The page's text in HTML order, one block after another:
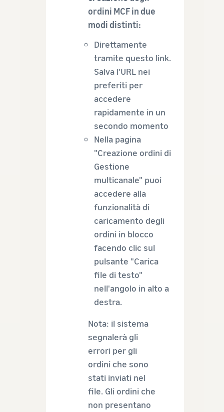
ordini MCF in due
modi distinti:
Direttamente
tramite questo link.
Salva l'URL nei
preferiti per
accedere
rapidamente in un
secondo momento
Nella pagina
"Creazione ordini di
Gestione
multicanale" puoi
accedere alla
funzionalità di
caricamento degli
ordini in blocco
facendo clic sul
pulsante "Carica
file di testo"
nell'angolo in alto a
destra.
Nota: il sistema
segnalerà gli
errori per gli
ordini che sono
stati inviati nel
file. Gli ordini che
non presentano